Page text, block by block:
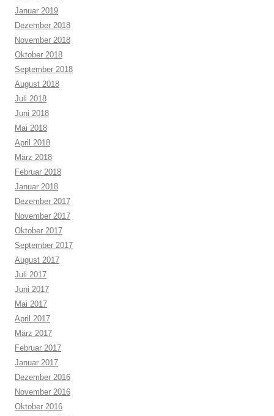
Januar 2019
Dezember 2018
November 2018
Oktober 2018
September 2018
August 2018
Juli 2018
Juni 2018
Mai 2018
April 2018
März 2018
Februar 2018
Januar 2018
Dezember 2017
November 2017
Oktober 2017
September 2017
August 2017
Juli 2017
Juni 2017
Mai 2017
April 2017
März 2017
Februar 2017
Januar 2017
Dezember 2016
November 2016
Oktober 2016